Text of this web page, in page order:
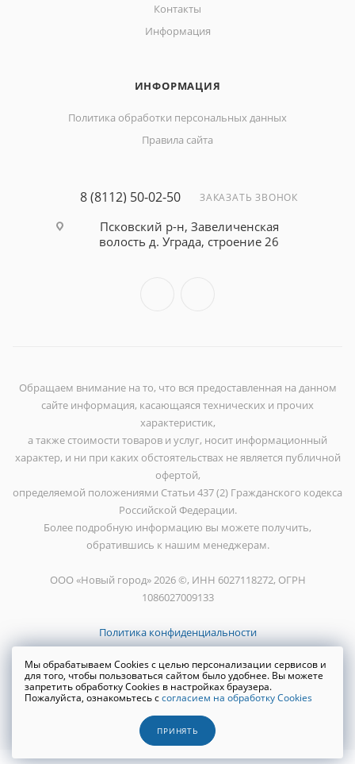
Контакты
Информация
ИНФОРМАЦИЯ
Политика обработки персональных данных
Правила сайта
8 (8112) 50-02-50 ЗАКАЗАТЬ ЗВОНОК
Псковский р-н, Завеличенская
волость д. Уграда, строение 26
Обращаем внимание на то, что вся предоставленная на данном
сайте информация, касающаяся технических и прочих
характеристик,
а также стоимости товаров и услуг, носит информационный
характер, и ни при каких обстоятельствах не является публичной
офертой,
определяемой положениями Статьи 437 (2) Гражданского кодекса
Российской Федерации.
Более подробную информацию вы можете получить,
обратившись к нашим менеджерам.
ООО «Новый город» 2026 ©, ИНН 6027118272, ОГРН
1086027009133
Политика конфиденциальности
Создание сайта WRP
Мы обрабатываем Cookies с целью персонализации сервисов и
для того, чтобы пользоваться сайтом было удобнее. Вы можете
запретить обработку Cookies в настройках браузера.
Пожалуйста, ознакомьтесь ссогласием на обработку Cookies
ПРИНЯТЬ